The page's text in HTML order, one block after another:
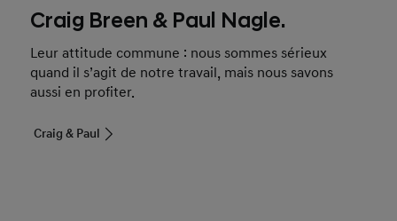
Craig Breen & Paul Nagle.
Leur attitude commune : nous sommes sérieux
quand il s’agit de notre travail, mais nous savons
aussi en profiter.
Craig & Paul